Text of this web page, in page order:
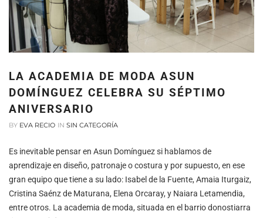
LA ACADEMIA DE MODA ASUN
DOMÍNGUEZ CELEBRA SU SÉPTIMO
ANIVERSARIO
BY EVA RECIO IN SIN CATEGORÍA
Es inevitable pensar en Asun Domínguez si hablamos de
aprendizaje en diseño, patronaje o costura y por supuesto, en ese
gran equipo que tiene a su lado: Isabel de la Fuente, Amaia Iturgaiz,
Cristina Saénz de Maturana, Elena Orcaray, y Naiara Letamendia,
entre otros. La academia de moda, situada en el barrio donostiarra